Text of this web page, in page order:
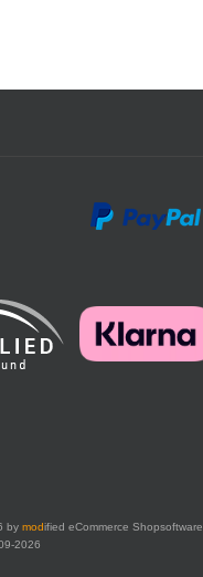
by modified eCommerce Shopsoftware
2026